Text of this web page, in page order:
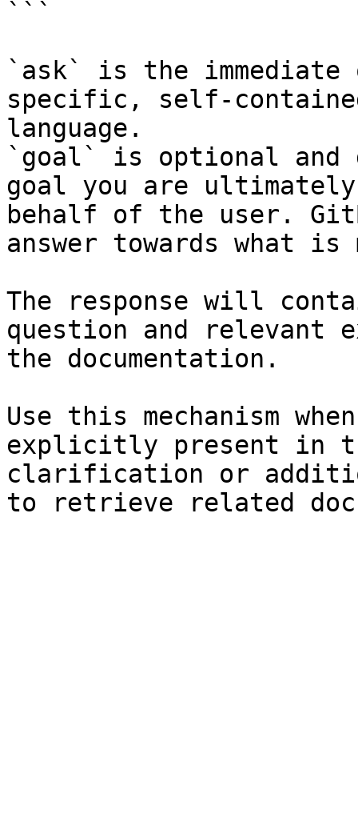
```
`ask` is the
specific, self-
language.
`goal` is optional and
goal you are
behalf of the user.
answer towards what
The response will
question and relevant
the documentation.
Use this mechanism
explicitly present in
clarification or